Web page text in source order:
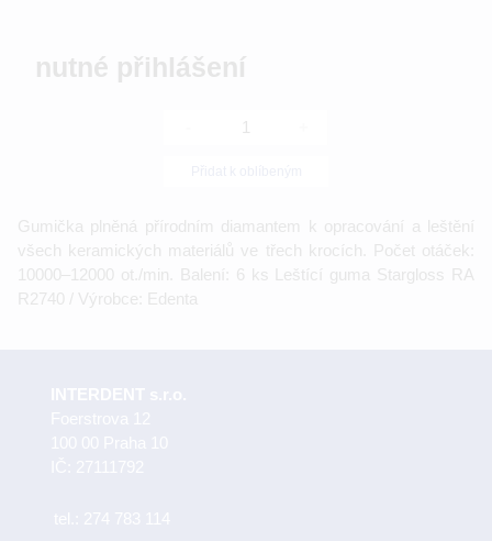
nutné přihlášení
Gumička plněná přírodním diamantem k opracování a leštění
všech keramických materiálů ve třech krocích. Počet otáček:
10000–12000 ot./min. Balení: 6 ks Leštící guma Stargloss RA
R2740 / Výrobce: Edenta